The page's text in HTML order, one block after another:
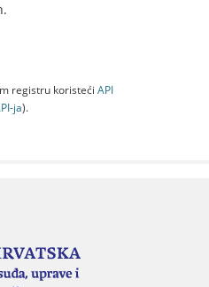
registru koristeći API
jа).